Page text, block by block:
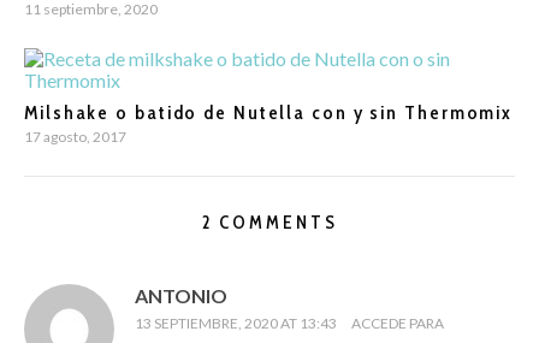
11 septiembre, 2020
Milshake o batido de Nutella con y sin Thermomix
17 agosto, 2017
2 COMMENTS
ANTONIO
13 SEPTIEMBRE, 2020 AT 13:43
ACCEDE PARA